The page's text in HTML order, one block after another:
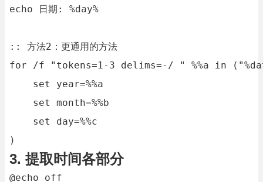
echo 日期: %day%
:: 方法2：更通用的方法
for /f "tokens=1-3 delims=-/ " %%a in
    set year=%%a
    set month=%%b
    set day=%%c
)
3. 提取时间各部分
@echo off